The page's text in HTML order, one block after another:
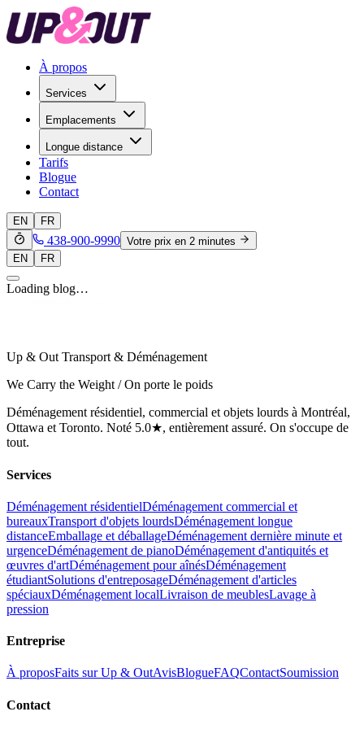
À propos
Services
Emplacements
Longue distance
Tarifs
Blogue
Contact
EN FR
438-900-9990 Votre prix en 2 minutes
EN
FR
Loading blog…
Up & Out Transport & Déménagement
We Carry the Weight / On porte le poids
Déménagement résidentiel, commercial et objets lourds à Montréal,
Ottawa et Toronto. Noté 5.0★, entièrement assuré. On s'occupe de
tout.
Services
Déménagement résidentielDéménagement commercial et
bureauxTransport d'objets lourdsDéménagement longue
distanceEmballage et déballageDéménagement dernière minute et
urgenceDéménagement de pianoDéménagement d'antiquités et
œuvres d'artDéménagement pour aînésDéménagement
étudiantSolutions d'entreposageDéménagement d'articles
spéciauxDéménagement localLivraison de meublesLavage à
pression
Entreprise
À proposFaits sur Up & OutAvisBlogueFAQContactSoumission
Contact